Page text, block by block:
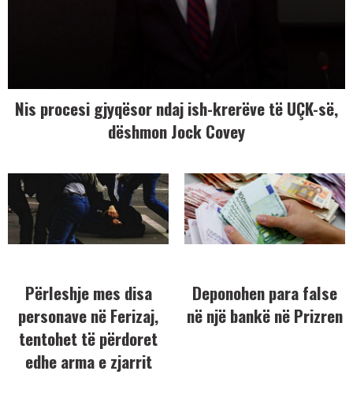
Nis procesi gjyqësor ndaj ish-krerëve të UÇK-së,
dëshmon Jock Covey
Përleshje mes disa
personave në Ferizaj,
tentohet të përdoret
edhe arma e zjarrit
Deponohen para false
në një bankë në Prizren